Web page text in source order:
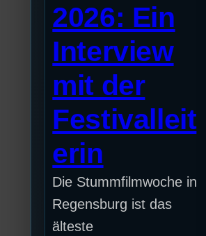
2026: Ein
Interview
mit der
Festivalleit
erin
Die Stummfilmwoche in
Regensburg ist das
älteste